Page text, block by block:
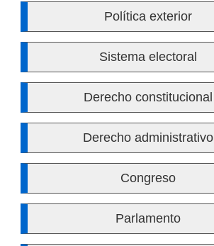
Política exterior
Sistema electoral
Derecho constitucional
Derecho administrativo
Congreso
Parlamento